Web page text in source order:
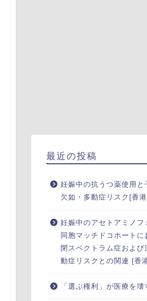
最近の投稿
妊娠中の抗うつ薬使用と
欠如・多動症リスク[香港
妊娠中のアセトアミノフ
同胞マッチドコホートに
閉スペクトラム症および
動症リスクとの関連 [香
「選ぶ権利」が医療を壊